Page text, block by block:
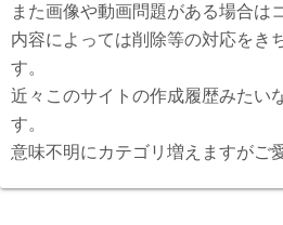
また画像や動画問題がある場合は
内容によっては削除等の対応をき
す。
近々このサイトの作成履歴みたい
す。
意味不明にカテゴリ増えますがご